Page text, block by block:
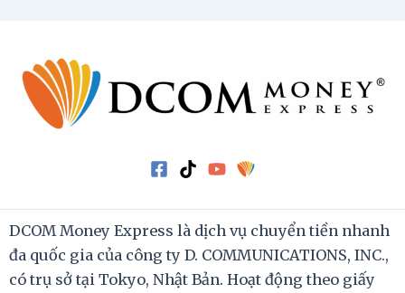
DCOM Money Express là dịch vụ chuyển tiền nhanh
đa quốc gia của công ty D. COMMUNICATIONS, INC.,
có trụ sở tại Tokyo, Nhật Bản. Hoạt động theo giấy